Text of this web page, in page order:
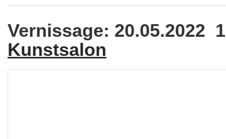
Vernissage: 20.05.2022
Kunstsalon